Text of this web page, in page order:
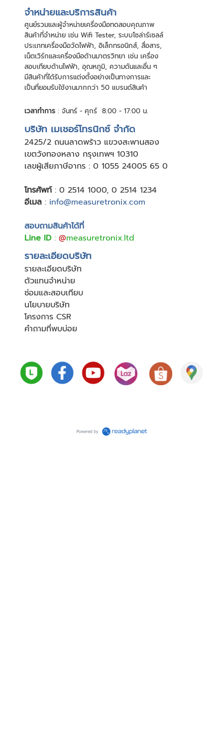
จําหน่ายและบริการสินค้า
ศูนย์รวมและผู้จําหน่ายเครื่องมือทดสอบคุณภาพ
สินค้าที่จําหน่าย เช่น Wifi Tester, ระบบโซล่าร์เซลล์
ประเภทเครื่องมือวัดไฟฟ้า, อิเล็กทรอนิกส์, สื่อสาร,
เน็ตเวิร์กและเครื่องมือด้านมาตรวิทยา เช่น เครื่อง
สอบเทียบด้านไฟฟ้า, อุณหภูมิ, ความดันและอื่น ๆ
มีสินค้าที่ได้รับการแต่งตั้งอย่างเป็นทางการและ
เป็นที่ยอมรับใช้งานมากกว่า 50 แบรนด์สินค้า
เวลาทำการ : จันทร์ - ศุกร์ 8:00 - 17:00 น.
บริษัท เมเชอร์โทรนิกซ์ จำกัด
2425/2 ถนนลาดพร้าว แขวงสะพานสอง
เขตวังทองหลาง กรุงเทพฯ 10310
เลขผู้เสียภาษีอากร : 0 1055 24005 65 0
โทรศัพท์: 0 2514 1000, 0 2514 1234
อีเมล : info@measuretronix.com
สอบถามสินค้าได้ที่
Line ID: @measuretronix.ltd
รายละเอียดบริษัท
รายละเอียดบริษัท
ตัวแทนจำหน่าย
ซ่อมและสอบเทียบ
นโยบายบริษัท
โครงการ CSR
คำถามที่พบบ่อย